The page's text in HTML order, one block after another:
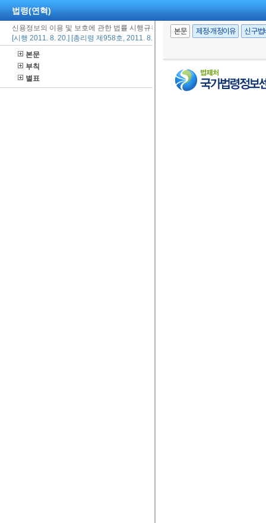
법령(연혁)
신용정보의 이용 및 보호에 관한 법률 시행규칙
[시행 2011. 8. 20.] [총리령 제958호, 2011. 8. 18., 일부개정]
본문
부칙
별표
본문 제정·개정이유 신구법